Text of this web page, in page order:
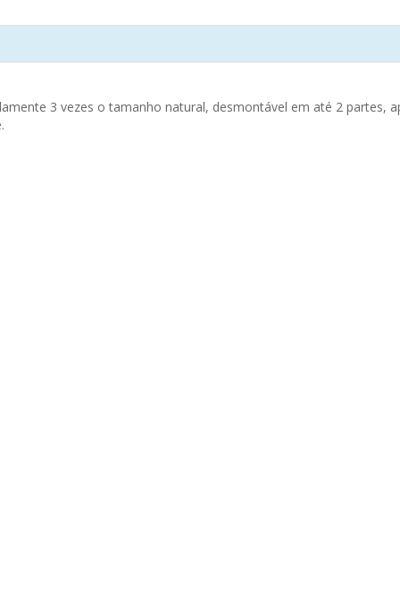
3 vezes o tamanho natural, desmontável em até 2 partes,